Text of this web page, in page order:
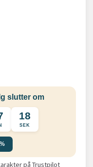
slutter om
17
SEK
på Trustpilot